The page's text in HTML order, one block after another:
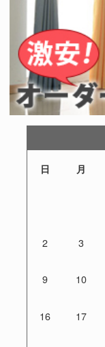
日 月
2 3
9 10
16 17